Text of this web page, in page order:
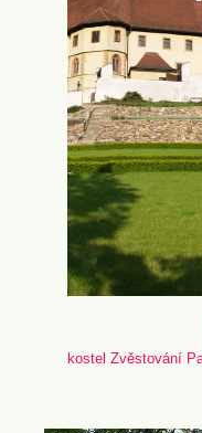
kostel Zvěstování